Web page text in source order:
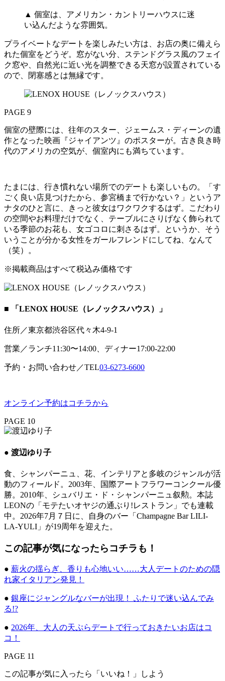
▲ 個室は、アメリカン・カントリーハウスに迷
い込んだような雰囲気。
プライベートなデートを楽しみたい方は、お店の奥に備えら
れた個室をどうぞ。窓がない分、ステンドグラス風のフェイ
ク窓や、自然光に近い光を調整できる天窓が設置されている
ので、閉塞感とは無縁です。
PAGE 9
個室の壁際には、往年のスター、ジェームス・ディーンの遺
作となった映画『ジャイアンツ』のポスターが。古き良き時
代のアメリカの空気が、個室内にも満ちています。
たまには、行き慣れない場所でのデートも楽しいもの。「す
ごく良い店見つけたから、参宮橋まで行かない？」というア
ナタのひと言に、きっと彼女はワクワクするはず。こだわり
の空間やお料理だけでなく、テーブルにさりげなく飾られて
いる季節のお花も、女ゴコロに刺さるはず。というか、そう
いうことが分かる女性をガールフレンドにしてね、なんて
（笑）。
※掲載商品はすべて税込み価格です
■ 「LENOX HOUSE（レノックスハウス）」
住所／東京都渋⾕区代々⽊4-9-1
営業／ランチ11:30〜14:00、ディナー17:00-22:00
予約・お問い合わせ／TEL03-6273-6600
オンライン予約はコチラから
PAGE 10
● 渡辺ゆり子
食、シャンパーニュ、花、インテリアと多岐のジャンルが活
動のフィールド。2003年、国際アートフラワーコンクール優
勝。2010年、シュバリエ・ド・シャンパーニュ叙勲。本誌
LEONの「モテたいオヤジの通ぶり!レストラン」でも連載
中。2026年7月７日に、自身のバー「Champagne Bar LILI-
LA-YULI」が19周年を迎えた。
この記事が気になったらコチラも！
● 薪火の揺らぎ、香りも心地いい……大人デートのための隠
れ家イタリアン発見！
● 銀座にジャングルなバーが出現！ ふたりで迷い込んでみ
る!?
● 2026年、大人の天ぷらデートで行っておきたいお店はコ
コ！
PAGE 11
この記事が気に入ったら「いいね！」しよう